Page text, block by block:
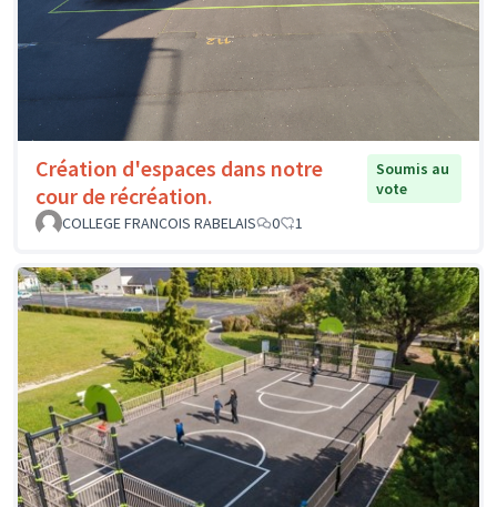
Création d'espaces dans notre
cour de récréation.
Soumis au
vote
COLLEGE FRANCOIS RABELAIS
0 1